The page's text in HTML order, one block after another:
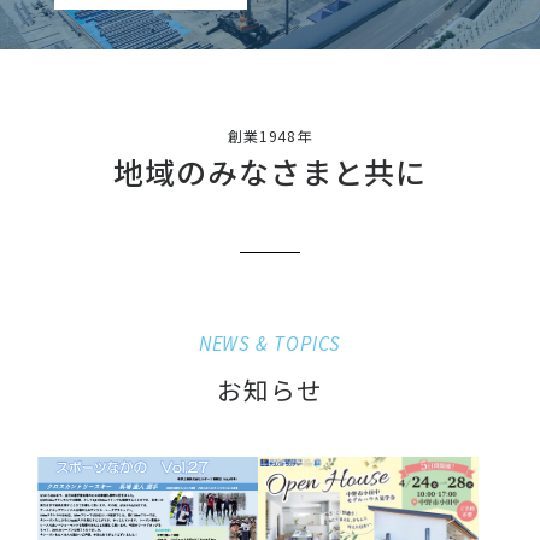
創業1948年
地域のみなさまと共に
お知らせ
NEWS & TOPICS